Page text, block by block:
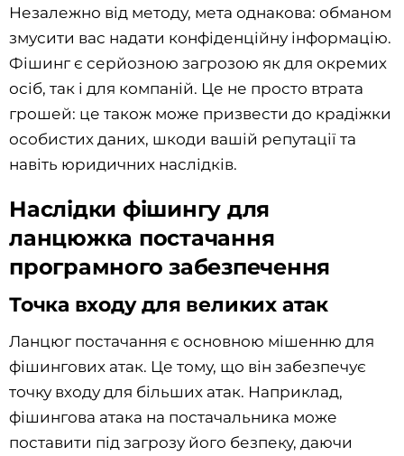
Незалежно від методу, мета однакова: обманом
змусити вас надати конфіденційну інформацію.
Фішинг є серйозною загрозою як для окремих
осіб, так і для компаній. Це не просто втрата
грошей: це також може призвести до крадіжки
особистих даних, шкоди вашій репутації та
навіть юридичних наслідків.
Наслідки фішингу для
ланцюжка постачання
програмного забезпечення
Точка входу для великих атак
Ланцюг постачання є основною мішенню для
фішингових атак. Це тому, що він забезпечує
точку входу для більших атак. Наприклад,
фішингова атака на постачальника може
поставити під загрозу його безпеку, даючи